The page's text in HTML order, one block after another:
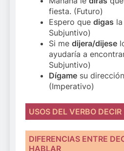
fiesta. (Futuro)
Espero que digas
Subjuntivo)
Si me dijera/dijese
ayudaría a
Subjuntivo)
Dígame su
(Imperativo)
USOS DEL VERBO DECIR
DIFERENCIAS ENTRE
HABLAR